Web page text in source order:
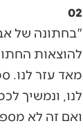
02
"בחתונה של
להוצאות
מאד עזר לנו.
לנו, ונמשיך
ואם זה לא